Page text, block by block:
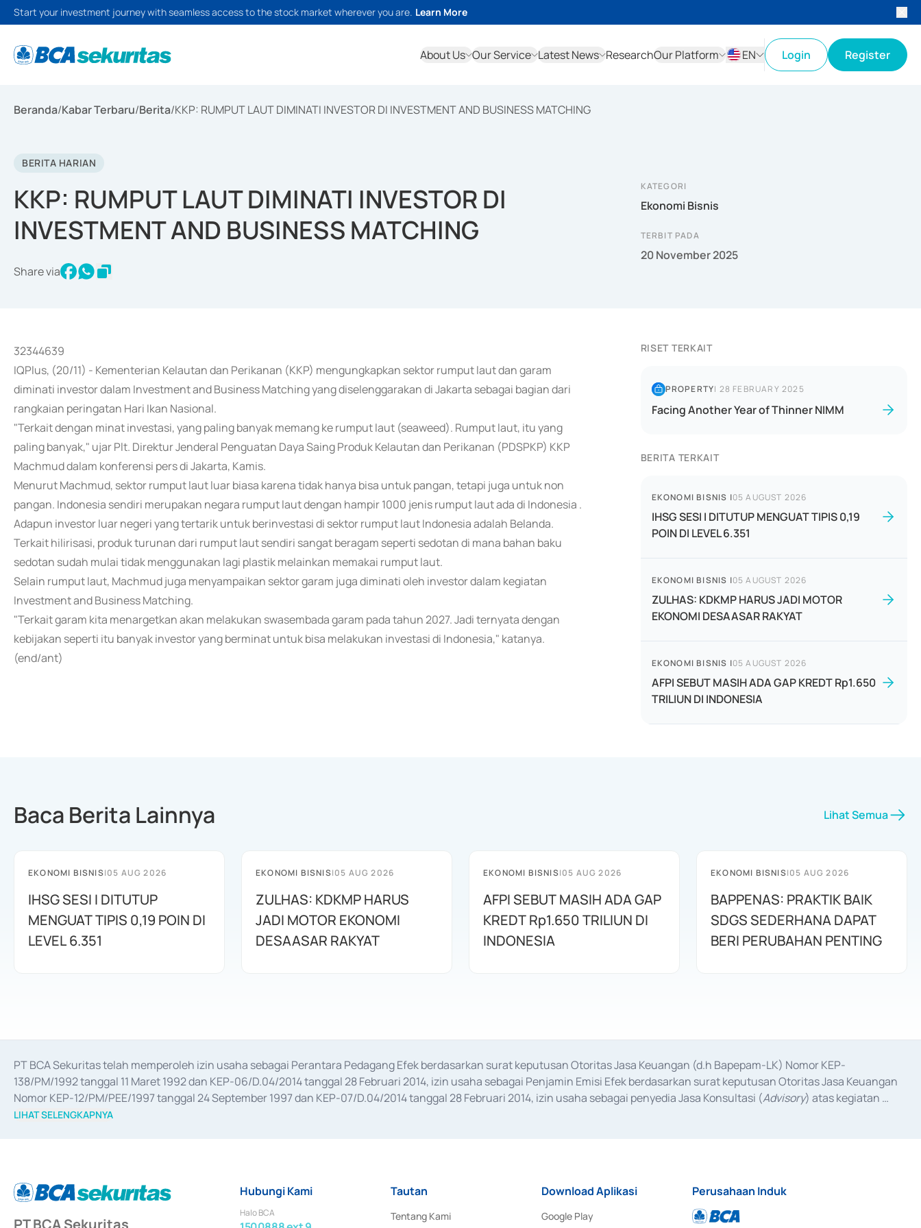
Start your investment journey with seamless access to the stock market wherever you are. Learn More
About Us Our Service Latest News ResearchOur Platform
EN
Login Register
Beranda/Kabar Terbaru/Berita/KKP: RUMPUT LAUT DIMINATI INVESTOR DI INVESTMENT AND BUSINESS MATCHING
BERITA HARIAN
KKP: RUMPUT LAUT DIMINATI INVESTOR DI
INVESTMENT AND BUSINESS MATCHING
Share via
KATEGORI
Ekonomi Bisnis
TERBIT PADA
20 November 2025
32344639
IQPlus, (20/11) - Kementerian Kelautan dan Perikanan (KKP) mengungkapkan sektor rumput laut dan garam
diminati investor dalam Investment and Business Matching yang diselenggarakan di Jakarta sebagai bagian dari
rangkaian peringatan Hari Ikan Nasional.
"Terkait dengan minat investasi, yang paling banyak memang ke rumput laut (seaweed). Rumput laut, itu yang
paling banyak," ujar Plt. Direktur Jenderal Penguatan Daya Saing Produk Kelautan dan Perikanan (PDSPKP) KKP
Machmud dalam konferensi pers di Jakarta, Kamis.
Menurut Machmud, sektor rumput laut luar biasa karena tidak hanya bisa untuk pangan, tetapi juga untuk non
pangan. Indonesia sendiri merupakan negara rumput laut dengan hampir 1000 jenis rumput laut ada di Indonesia .
Adapun investor luar negeri yang tertarik untuk berinvestasi di sektor rumput laut Indonesia adalah Belanda.
Terkait hilirisasi, produk turunan dari rumput laut sendiri sangat beragam seperti sedotan di mana bahan baku
sedotan sudah mulai tidak menggunakan lagi plastik melainkan memakai rumput laut.
Selain rumput laut, Machmud juga menyampaikan sektor garam juga diminati oleh investor dalam kegiatan
Investment and Business Matching.
"Terkait garam kita menargetkan akan melakukan swasembada garam pada tahun 2027. Jadi ternyata dengan
kebijakan seperti itu banyak investor yang berminat untuk bisa melakukan investasi di Indonesia," katanya.
(end/ant)
RISET TERKAIT
PROPERTY| 28 FEBRUARY 2025
Facing Another Year of Thinner NIMM
BERITA TERKAIT
EKONOMI BISNIS |05 AUGUST 2026
IHSG SESI I DITUTUP MENGUAT TIPIS 0,19
POIN DI LEVEL 6.351
EKONOMI BISNIS |05 AUGUST 2026
ZULHAS: KDKMP HARUS JADI MOTOR
EKONOMI DESAASAR RAKYAT
EKONOMI BISNIS |05 AUGUST 2026
AFPI SEBUT MASIH ADA GAP KREDT Rp1.650
TRILIUN DI INDONESIA
Baca Berita Lainnya Lihat Semua
EKONOMI BISNIS|05 AUG 2026
IHSG SESI I DITUTUP
MENGUAT TIPIS 0,19 POIN DI
LEVEL 6.351
EKONOMI BISNIS|05 AUG 2026
ZULHAS: KDKMP HARUS
JADI MOTOR EKONOMI
DESAASAR RAKYAT
EKONOMI BISNIS|05 AUG 2026
AFPI SEBUT MASIH ADA GAP
KREDT Rp1.650 TRILIUN DI
INDONESIA
EKONOMI BISNIS|05 AUG 2026
BAPPENAS: PRAKTIK BAIK
SDGS SEDERHANA DAPAT
BERI PERUBAHAN PENTING
PT BCA Sekuritas telah memperoleh izin usaha sebagai Perantara Pedagang Efek berdasarkan surat keputusan Otoritas Jasa Keuangan (d.h Bapepam-LK) Nomor KEP-
138/PM/1992 tanggal 11 Maret 1992 dan KEP-06/D.04/2014 tanggal 28 Februari 2014, izin usaha sebagai Penjamin Emisi Efek berdasarkan surat keputusan Otoritas Jasa Keuangan
Nomor KEP-12/PM/PEE/1997 tanggal 24 September 1997 dan KEP-07/D.04/2014 tanggal 28 Februari 2014, izin usaha sebagai penyedia Jasa Konsultasi (Advisory) atas kegiatan
merger, akuisisi, divestasi, dan
LIHAT SELENGKAPNYA
PT BCA Sekuritas
Hubungi Kami
Halo BCA
Tautan
Tentang Kami
Download Aplikasi
Google Play
Perusahaan Induk